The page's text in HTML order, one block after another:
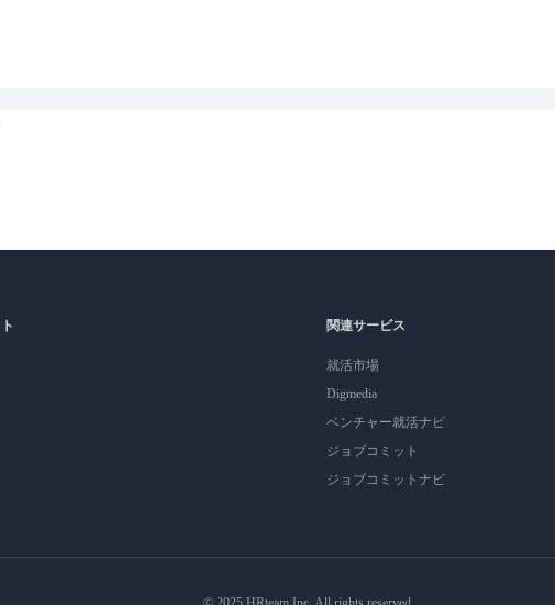
関連サービス
就活市場
Digmedia
ベンチャー就活ナビ
ジョブコミット
ジョブコミットナビ